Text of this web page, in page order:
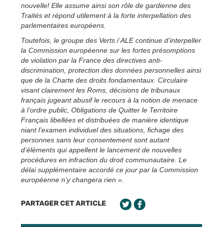
nouvelle! Elle assume ainsi son rôle de gardienne des
Traités et répond utilement à la forte interpellation des
parlementaires européens.
Toutefois, le groupe des Verts / ALE continue d’interpeller
la Commission européenne sur les fortes présomptions
de violation par la France des directives anti-
discrimination, protection des données personnelles ainsi
que de la Charte des droits fondamentaux. Circulaire
visant clairement les Roms, décisions de tribunaux
français jugeant abusif le recours à la notion de menace
à l’ordre public, Obligations de Quitter le Territoire
Français libellées et distribuées de manière identique
niant l’examen individuel des situations, fichage des
personnes sans leur consentement sont autant
d’éléments qui appellent le lancement de nouvelles
procédures en infraction du droit communautaire. Le
délai supplémentaire accordé ce jour par la Commission
européenne n’y changera rien ».
PARTAGER CET ARTICLE